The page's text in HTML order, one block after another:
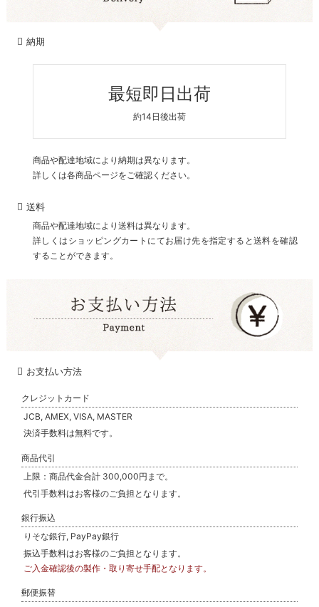
納期
最短即日出荷
約14日後出荷
商品や配達地域により納期は異なります。
詳しくは各商品ページをご確認ください。
送料
商品や配達地域により送料は異なります。
詳しくはショッピングカートにてお届け先を指定すると送料を確認
することができます。
お支払い方法
クレジットカード
JCB, AMEX, VISA, MASTER
決済手数料は無料です。
商品代引
上限：商品代金合計 300,000円まで。
代引手数料はお客様のご負担となります。
銀行振込
りそな銀行, PayPay銀行
振込手数料はお客様のご負担となります。
ご入金確認後の製作・取り寄せ手配となります。
郵便振替